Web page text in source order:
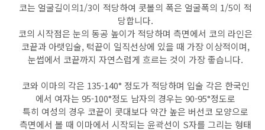
코는 얼굴길이의1/3이 적당하여 콧볼의 폭은 얼굴폭의 1/5이 적
당합니다.
코의 시작점은 눈의 동공 높이가 적당하며 측면에서 코의 라인은
코끝과 아랫입술, 턱끝이 일직선상에 있을 때 가장 이상적이며,
눈썹에서 코끝까지 자연스럽게 흐르는 것이 가장 좋습니다.
코와 이마의 각은 135-140° 정도가 적당하며 입술 각은 한국인
에서 여자는 95-100°정도 남자의 경우는 90-95°정도로
특히 여성의 경우 코끝이 콧대보다 약간 높은 버선코 모양으로
측면에서 볼 때 이마에서 시작되는 윤곽선이 S자를 그리는 형태